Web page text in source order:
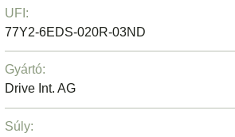
UFI:
77Y2-6EDS-020R-03ND
Gyártó:
Drive Int. AG
Súly: